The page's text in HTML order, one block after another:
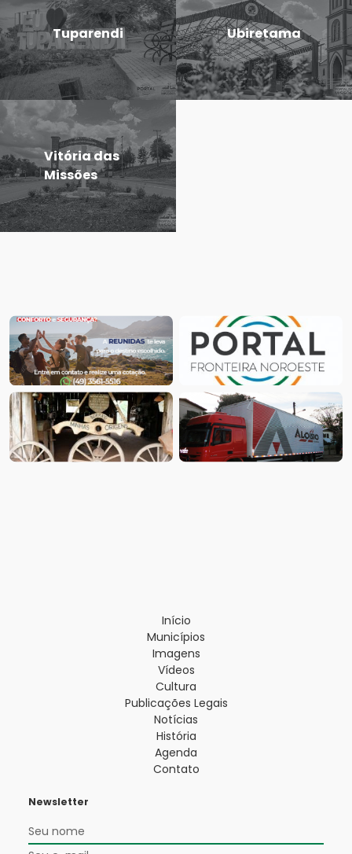
Tuparendi Ubiretama
Vitória das
Missões
Início
Municípios
Imagens
Vídeos
Cultura
Publicações Legais
Notícias
História
Agenda
Contato
Newsletter